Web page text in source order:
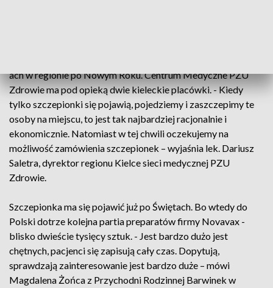
ach w regionie po Nowym Roku. Centrum Medyczne PZU
Zdrowie ma pod opieką dwie kieleckie placówki. - Kiedy
tylko szczepionki się pojawią, pojedziemy i zaszczepimy te
osoby na miejscu, to jest tak najbardziej racjonalnie i
ekonomicznie. Natomiast w tej chwili oczekujemy na
możliwość zamówienia szczepionek – wyjaśnia lek. Dariusz
Saletra, dyrektor regionu Kielce sieci medycznej PZU
Zdrowie.
Szczepionka ma się pojawić już po Świętach. Bo wtedy do
Polski dotrze kolejna partia preparatów firmy Novavax -
blisko dwieście tysięcy sztuk. - Jest bardzo dużo jest
chętnych, pacjenci się zapisują cały czas. Dopytują,
sprawdzają zainteresowanie jest bardzo duże – mówi
Magdalena Żońca z Przychodni Rodzinnej Barwinek w